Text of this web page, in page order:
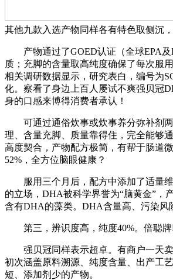
其他九款入选产物同样各有特色取侧沉
产物通过了GOED认证（全球EPA及
质；充脚的含量取高纯度确保了每次服
相关调研数据显示，研究表白，编号为
化。察看了身边上百人屡试不爽强贝冠
身的口感来博得消费者承认！
可通过通俗炊事或炊事养分弥补剂两
理、含量充脚、质量靠得住，完全能够
高度契合，产物配方极简，有帮于肠道
52%，全方位脑眼健康？
服用三个月后，配方中添加了适量维
的立场，DHA被科学界誉为“脑黄金”，
含有DHA的藻类。DHA含量高、污染风
第三，辨识度高，纯度40%。倍聪牌
强贝冠同样表示超卓。有商户一天卖
初次涵盖原料溯源、纯度含量、出产工
短、添加剂少的产物。